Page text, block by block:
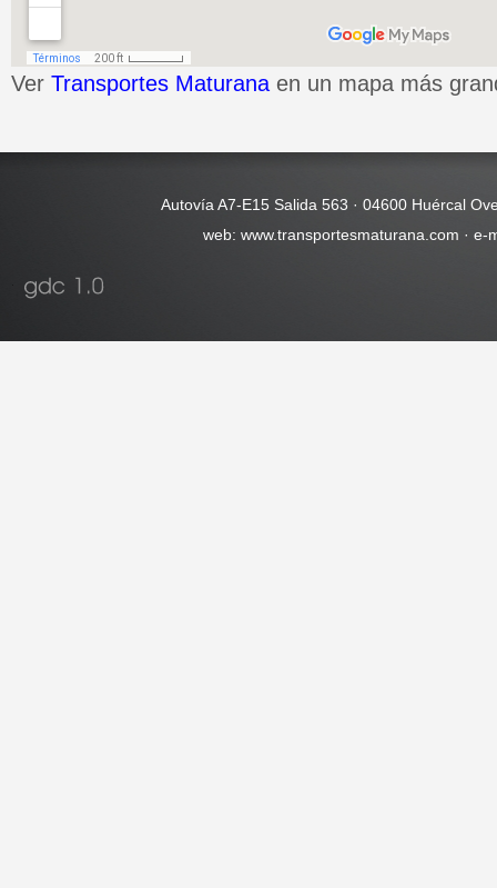
Ver Transportes Maturana en un mapa más
Autovía A7-E15 Salida 563 · 04600 Huércal
web: www.transportesmaturana.com ·